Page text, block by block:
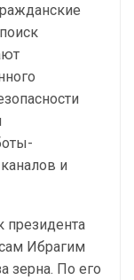
и
президента
Ибрагим
зерна. По его